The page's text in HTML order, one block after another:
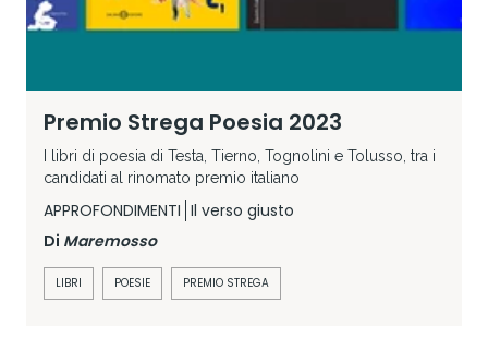
Premio Strega Poesia 2023
I libri di poesia di Testa, Tierno, Tognolini e Tolusso, tra i
candidati al rinomato premio italiano
APPROFONDIMENTI Il verso giusto
Di Maremosso
LIBRI POESIE PREMIO STREGA